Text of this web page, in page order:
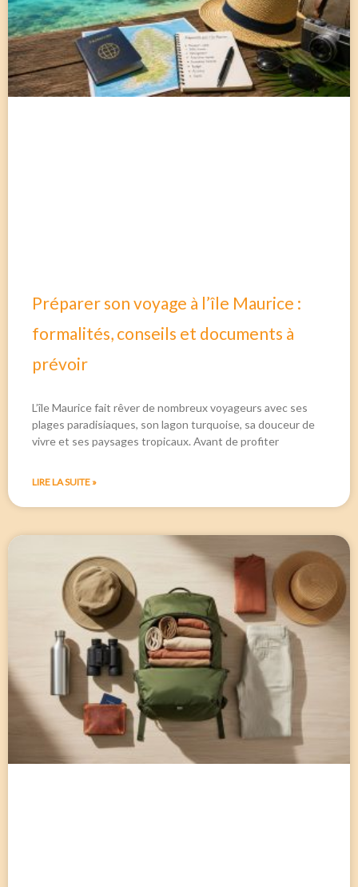
Préparer son voyage à l’île Maurice :
formalités, conseils et documents à
prévoir
L’île Maurice fait rêver de nombreux voyageurs avec ses
plages paradisiaques, son lagon turquoise, sa douceur de
vivre et ses paysages tropicaux. Avant de profiter
LIRE LA SUITE »